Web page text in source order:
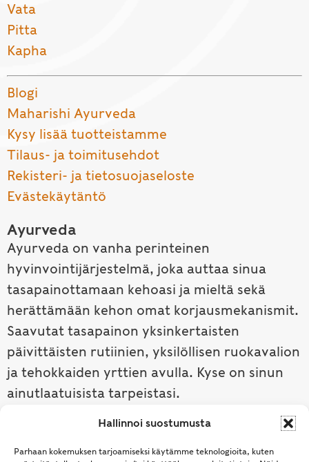
Hallinnoi suostumusta
Parhaan kokemuksen tarjoamiseksi käytämme teknologioita, kuten
Vata
Pitta
Kapha
Blogi
Maharishi Ayurveda
Kysy lisää tuotteistamme
Tilaus- ja toimitusehdot
Rekisteri- ja tietosuojaseloste
Evästekäytäntö
Ayurveda
Ayurveda on vanha perinteinen
hyvinvointijärjestelmä, joka auttaa sinua
tasapainottamaan kehoasi ja mieltä sekä
herättämään kehon omat korjausmekanismit.
Saavutat tasapainon yksinkertaisten
päivittäisten rutiinien, yksilöllisen ruokavalion
ja tehokkaiden yrttien avulla. Kyse on sinun
ainutlaatuisista tarpeistasi.
Tutustu ayurvedaan →